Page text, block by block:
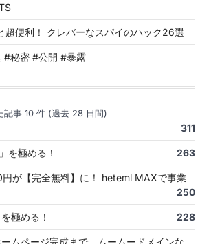
超便利！ クレバーなスパイのハック26選
#秘密 #公開 #暴露
記事 10 件 (過去 28 日間)
311
を極める！ 263
が【完全無料】に！ heteml MAXで事業
250
極める！ 228